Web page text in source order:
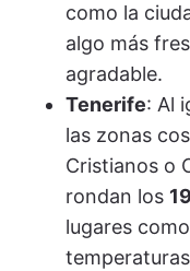
como la
algo más
agradable.
Tenerife: Al
las zonas
Cristianos o
rondan los
lugares